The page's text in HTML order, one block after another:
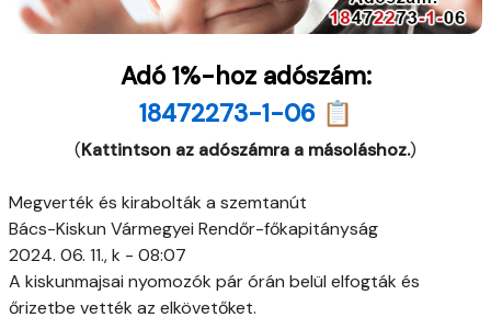
Adó 1%-hoz adószám:
18472273-1-06 📋
(Kattintson az adószámra a másoláshoz.)
Megverték és kirabolták a szemtanút
Bács-Kiskun Vármegyei Rendőr-főkapitányság
2024. 06. 11., k - 08:07
A kiskunmajsai nyomozók pár órán belül elfogták és
őrizetbe vették az elkövetőket.